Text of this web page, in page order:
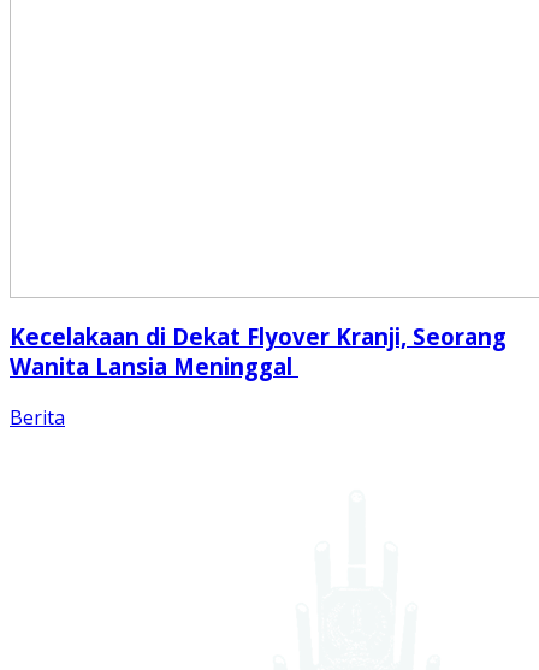
Kecelakaan di Dekat Flyover Kranji, Seorang
Wanita Lansia Meninggal
Berita